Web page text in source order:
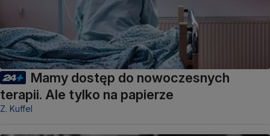
Mamy dostęp do nowoczesnych
terapii. Ale tylko na papierze
Z. Kuffel